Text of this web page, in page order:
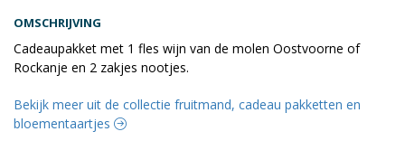
OMSCHRIJVING
Cadeaupakket met 1 fles wijn van de molen Oostvoorne of
Rockanje en 2 zakjes nootjes.
Bekijk meer uit de collectie fruitmand, cadeau pakketten en
bloementaartjes